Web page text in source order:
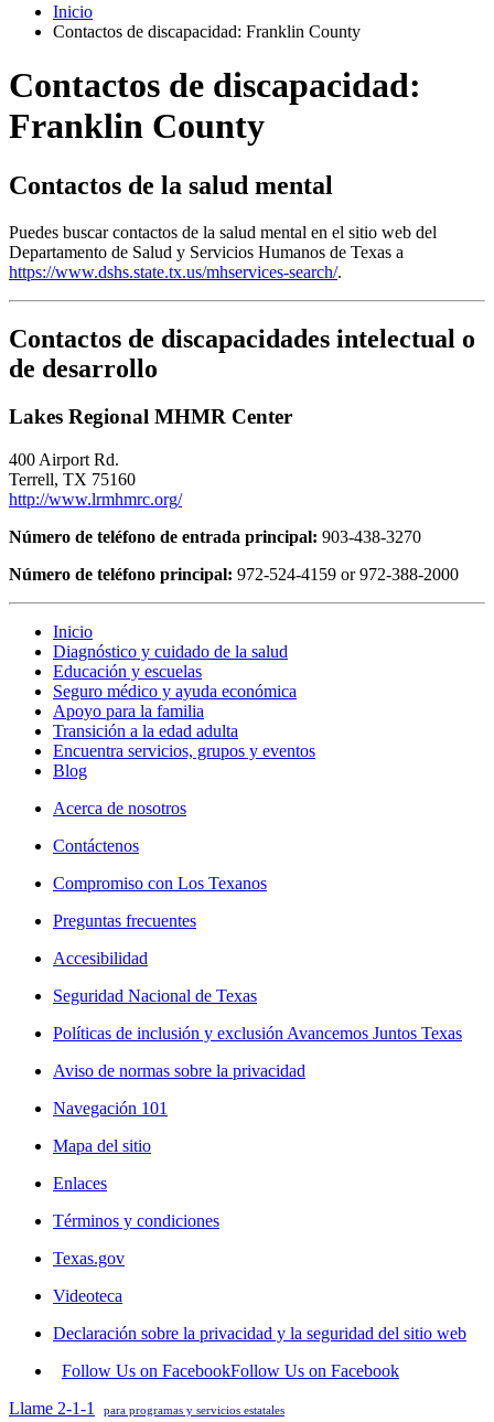
Inicio
Contactos de discapacidad: Franklin County
Contactos de discapacidad:
Franklin County
Contactos de la salud mental
Puedes buscar contactos de la salud mental en el sitio web del
Departamento de Salud y Servicios Humanos de Texas a
https://www.dshs.state.tx.us/mhservices-search/.
Contactos de discapacidades intelectual o
de desarrollo
Lakes Regional MHMR Center
400 Airport Rd.
Terrell, TX 75160
http://www.lrmhmrc.org/
Número de teléfono de entrada principal: 903-438-3270
Número de teléfono principal: 972-524-4159 or 972-388-2000
Inicio
Diagnóstico y cuidado de la salud
Educación y escuelas
Seguro médico y ayuda económica
Apoyo para la familia
Transición a la edad adulta
Encuentra servicios, grupos y eventos
Blog
Acerca de nosotros
Contáctenos
Compromiso con Los Texanos
Preguntas frecuentes
Accesibilidad
Seguridad Nacional de Texas
Políticas de inclusión y exclusión Avancemos Juntos Texas
Aviso de normas sobre la privacidad
Navegación 101
Mapa del sitio
Enlaces
Términos y condiciones
Texas.gov
Videoteca
Declaración sobre la privacidad y la seguridad del sitio web
Follow Us on FacebookFollow Us on Facebook
Llame 2-1-1
para programas y servicios estatales